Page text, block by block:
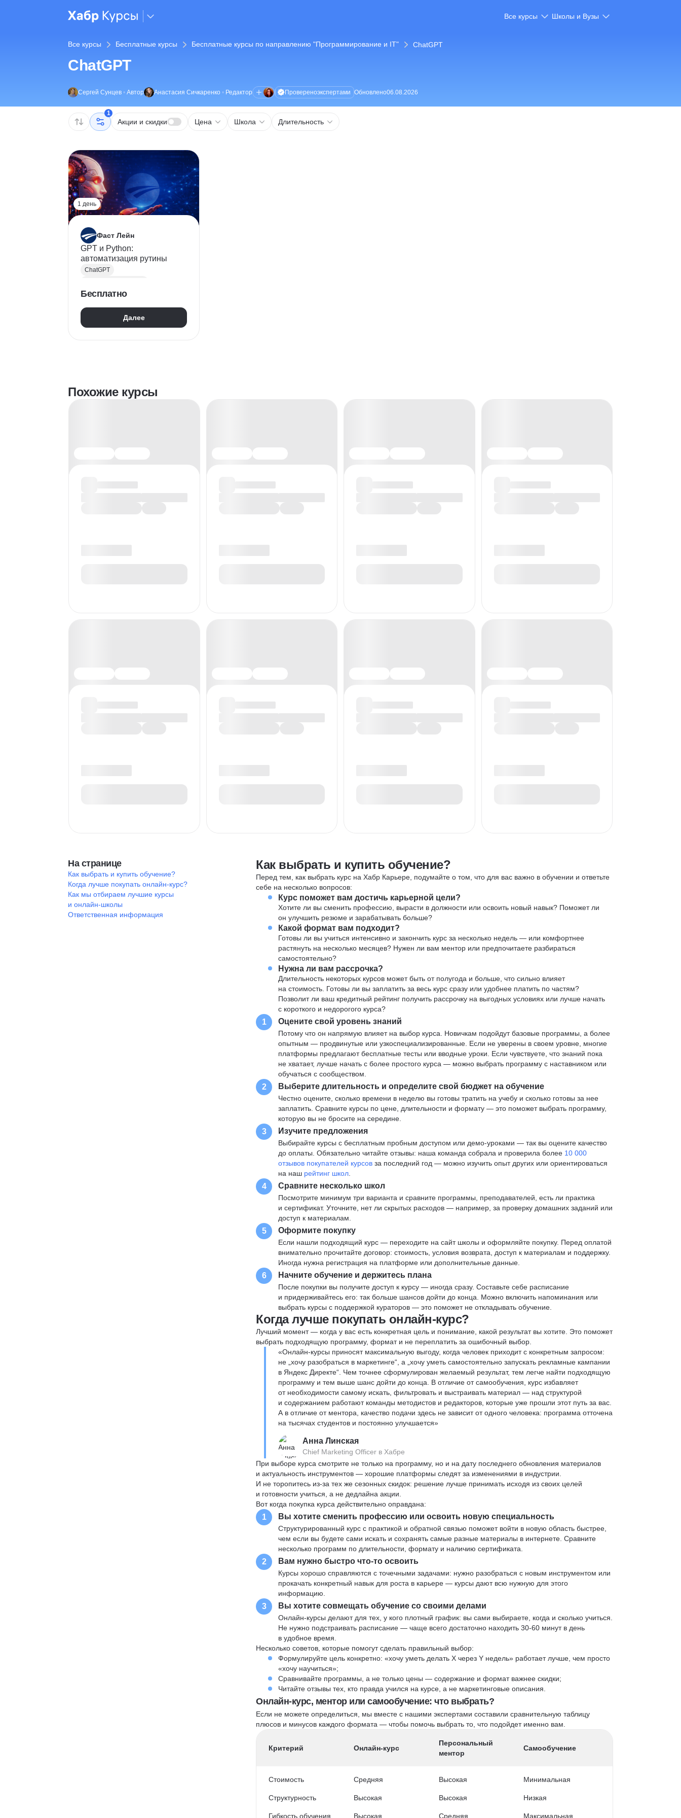
Все курсы Школы и Вузы
Все курсы Бесплатные курсы Бесплатные курсы по направлению "Программирование и IT" ChatGPT
ChatGPT
Сергей Сунцев • Автор Анастасия Сичкаренко • Редактор Провереноэкспертами Обновлено06.08.2026
1
Акции и скидки Цена Школа Длительность
1 день
Фаст Лейн
GPT и Python:
автоматизация рутины
ChatGPT
Python
REST API
FastAPI
Аналитика данных
Бесплатно
Далее
Похожие курсы
На странице
Как выбрать и купить обучение?
Когда лучше покупать онлайн-курс?
Как мы отбираем лучшие курсы
и онлайн-школы
Ответственная информация
Как выбрать и купить обучение?
Перед тем, как выбрать курс на Хабр Карьере, подумайте о том, что для вас важно в обучении и ответьте
себе на несколько вопросов:
Курс поможет вам достичь карьерной цели?
Хотите ли вы сменить профессию, вырасти в должности или освоить новый навык? Поможет ли
он улучшить резюме и зарабатывать больше?
Какой формат вам подходит?
Готовы ли вы учиться интенсивно и закончить курс за несколько недель — или комфортнее
растянуть на несколько месяцев? Нужен ли вам ментор или предпочитаете разбираться
самостоятельно?
Нужна ли вам рассрочка?
Длительность некоторых курсов может быть от полугода и больше, что сильно влияет
на стоимость. Готовы ли вы заплатить за весь курс сразу или удобнее платить по частям?
Позволит ли ваш кредитный рейтинг получить рассрочку на выгодных условиях или лучше начать
с короткого и недорогого курса?
1 Оцените свой уровень знаний
Потому что он напрямую влияет на выбор курса. Новичкам подойдут базовые программы, а более
опытным — продвинутые или узкоспециализированные. Если не уверены в своем уровне, многие
платформы предлагают бесплатные тесты или вводные уроки. Если чувствуете, что знаний пока
не хватает, лучше начать с более простого курса — можно выбрать программу с наставником или
обучаться с сообществом.
2 Выберите длительность и определите свой бюджет на обучение
Честно оцените, сколько времени в неделю вы готовы тратить на учебу и сколько готовы за нее
заплатить. Сравните курсы по цене, длительности и формату — это поможет выбрать программу,
которую вы не бросите на середине.
3 Изучите предложения
Выбирайте курсы с бесплатным пробным доступом или демо-уроками — так вы оцените качество
до оплаты. Обязательно читайте отзывы: наша команда собрала и проверила более 10 000
отзывов покупателей курсовза последний год — можно изучить опыт других или ориентироваться
на наш рейтинг школ
4 Сравните несколько школ
Посмотрите минимум три варианта и сравните программы, преподавателей, есть ли практика
и сертификат. Уточните, нет ли скрытых расходов — например, за проверку домашних заданий или
доступ к материалам.
5 Оформите покупку
Если нашли подходящий курс — переходите на сайт школы и оформляйте покупку. Перед оплатой
внимательно прочитайте договор: стоимость, условия возврата, доступ к материалам и поддержку.
Иногда нужна регистрация на платформе или дополнительные данные.
6 Начните обучение и держитесь плана
После покупки вы получите доступ к курсу — иногда сразу. Составьте себе расписание
и придерживайтесь его: так больше шансов дойти до конца. Можно включить напоминания или
выбрать курсы с поддержкой кураторов — это поможет не откладывать обучение.
Когда лучше покупать онлайн-курс?
Лучший момент — когда у вас есть конкретная цель и понимание, какой результат вы хотите. Это поможет
выбрать подходящую программу, формат и не переплатить за ошибочный выбор.
«Онлайн-курсы приносят максимальную выгоду, когда человек приходит с конкретным запросом:
не „хочу разобраться в маркетинге“, а „хочу уметь самостоятельно запускать рекламные кампании
в Яндекс Директе“. Чем точнее сформулирован желаемый результат, тем легче найти подходящую
программу и тем выше шанс дойти до конца. В отличие от самообучения, курс избавляет
от необходимости самому искать, фильтровать и выстраивать материал — над структурой
и содержанием работают команды методистов и редакторов, которые уже прошли этот путь за вас.
А в отличие от ментора, качество подачи здесь не зависит от одного человека: программа отточена
на тысячах студентов и постоянно улучшается»
Анна Линская
Chief Marketing Officer в Хабре
При выборе курса смотрите не только на программу, но и на дату последнего обновления материалов
и актуальность инструментов — хорошие платформы следят за изменениями в индустрии.
И не торопитесь из-за тех же сезонных скидок: решение лучше принимать исходя из своих целей
и готовности учиться, а не дедлайна акции.
Вот когда покупка курса действительно оправдана:
1 Вы хотите сменить профессию или освоить новую специальность
Структурированный курс с практикой и обратной связью поможет войти в новую область быстрее,
чем если вы будете сами искать и сохранять самые разные материалы в интернете. Сравните
несколько программ по длительности, формату и наличию сертификата.
2 Вам нужно быстро что-то освоить
Курсы хорошо справляются с точечными задачами: нужно разобраться с новым инструментом или
прокачать конкретный навык для роста в карьере — курсы дают всю нужную для этого
информацию.
3 Вы хотите совмещать обучение со своими делами
Онлайн-курсы делают для тех, у кого плотный график: вы сами выбираете, когда и сколько учиться.
Не нужно подстраивать расписание — чаще всего достаточно находить 30-60 минут в день
в удобное время.
Несколько советов, которые помогут сделать правильный выбор:
Формулируйте цель конкретно: «хочу уметь делать X через Y недель» работает лучше, чем просто
«хочу научиться»;
Сравнивайте программы, а не только цены — содержание и формат важнее скидки;
Читайте отзывы тех, кто правда учился на курсе, а не маркетинговые описания.
Онлайн-курс, ментор или самообучение: что выбрать?
Если не можете определиться, мы вместе с нашими экспертами составили сравнительную таблицу
плюсов и минусов каждого формата — чтобы помочь выбрать то, что подойдет именно вам.
Критерий Онлайн-курс
Персональный
ментор
Самообучение
Стоимость Средняя Высокая Минимальная
Структурность Высокая Высокая Низкая
Гибкость обучения Высокая Средняя Максимальная